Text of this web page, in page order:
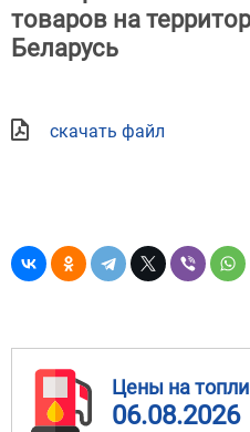
товаров на
Беларусь
скачать файл
Цены на
06.08.2026